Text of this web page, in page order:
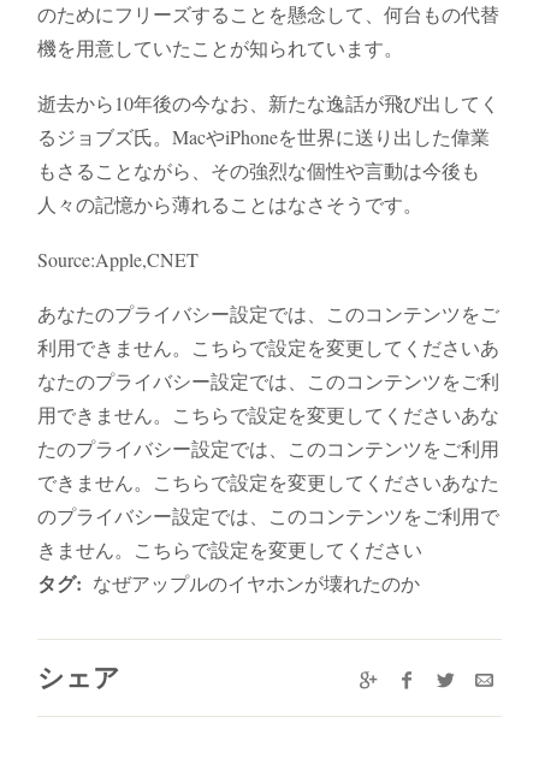
のためにフリーズすることを懸念して、何台もの代替
機を用意していたことが知られています。
逝去から10年後の今なお、新たな逸話が飛び出してく
るジョブズ氏。MacやiPhoneを世界に送り出した偉業
もさることながら、その強烈な個性や言動は今後も
人々の記憶から薄れることはなさそうです。
Source:Apple,CNET
あなたのプライバシー設定では、このコンテンツをご
利用できません。こちらで設定を変更してくださいあ
なたのプライバシー設定では、このコンテンツをご利
用できません。こちらで設定を変更してくださいあな
たのプライバシー設定では、このコンテンツをご利用
できません。こちらで設定を変更してくださいあなた
のプライバシー設定では、このコンテンツをご利用で
きません。こちらで設定を変更してください
タグ: なぜアップルのイヤホンが壊れたのか
シェア